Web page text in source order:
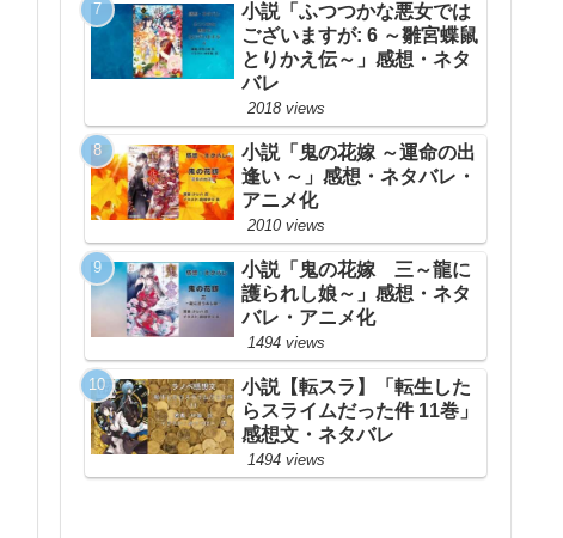
小説「ふつつかな悪女では
ございますが: 6 ～雛宮蝶鼠
とりかえ伝～」感想・ネタ
バレ
2018 views
小説「鬼の花嫁 ～運命の出
逢い ～」感想・ネタバレ・
アニメ化
2010 views
小説「鬼の花嫁 三～龍に
護られし娘～」感想・ネタ
バレ・アニメ化
1494 views
小説【転スラ】「転生した
らスライムだった件 11巻」
感想文・ネタバレ
1494 views